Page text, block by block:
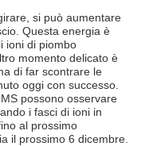
si può aumentare
Questa energia è
ioni di piombo
momento delicato è
di far scontrare le
oggi con successo.
possono osservare
i fasci di ioni in
al prossimo
il prossimo 6 dicembre.